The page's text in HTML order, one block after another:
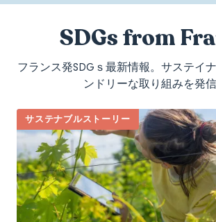
SDGs from
フランス発SDGｓ最新情報。サステイ
ンドリーな取り組みを発信
サステナブルストーリー